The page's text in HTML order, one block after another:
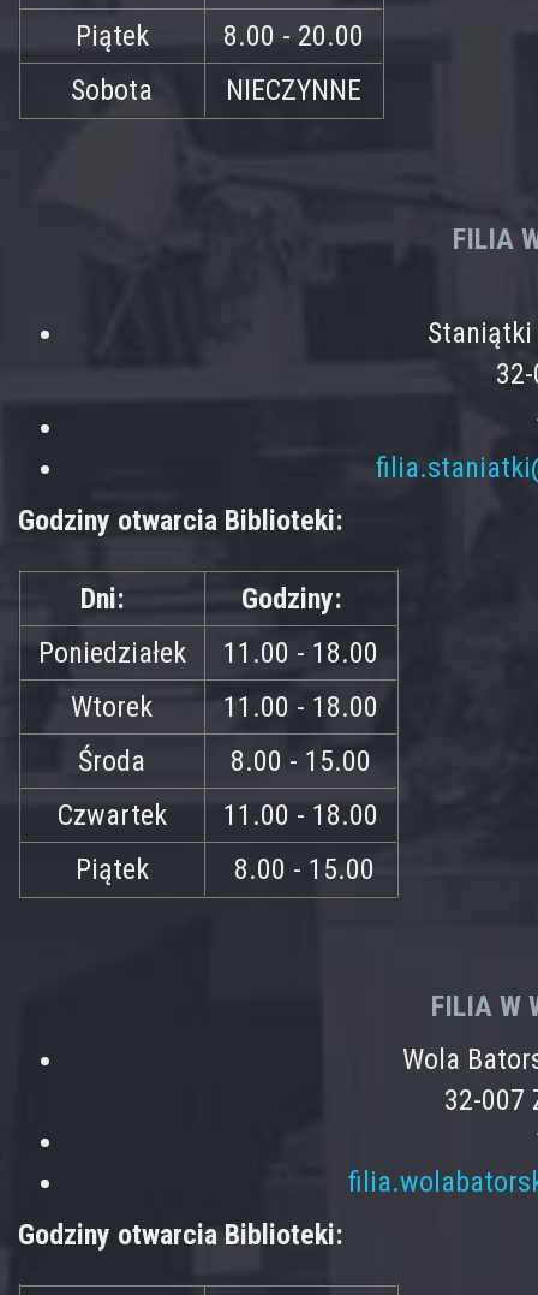
Piątek
8.00 - 20.00
Sobota
NIECZYNNE
FILIA
Godziny otwarcia Biblioteki:
Dni:
Godziny:
Poniedziałek
11.00 - 18.00
Wtorek
11.00 - 18.00
Środa
8.00 - 15.00
Czwartek
11.00 - 18.00
Piątek
8.00 - 15.00
FILIA W
Wola
32-007
Godziny otwarcia Biblioteki: